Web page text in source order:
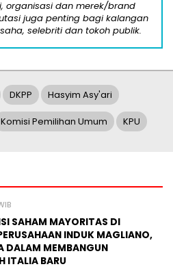
organisasi dan merek/brand
juga penting bagi kalangan
selebriti dan tokoh publik.
DKPP Hasyim Asy'ari
Komisi Pemilihan Umum KPU
SAHAM MAYORITAS DI
INDUK MAGLIANO,
DALAM MEMBANGUN
ITALIA BARU